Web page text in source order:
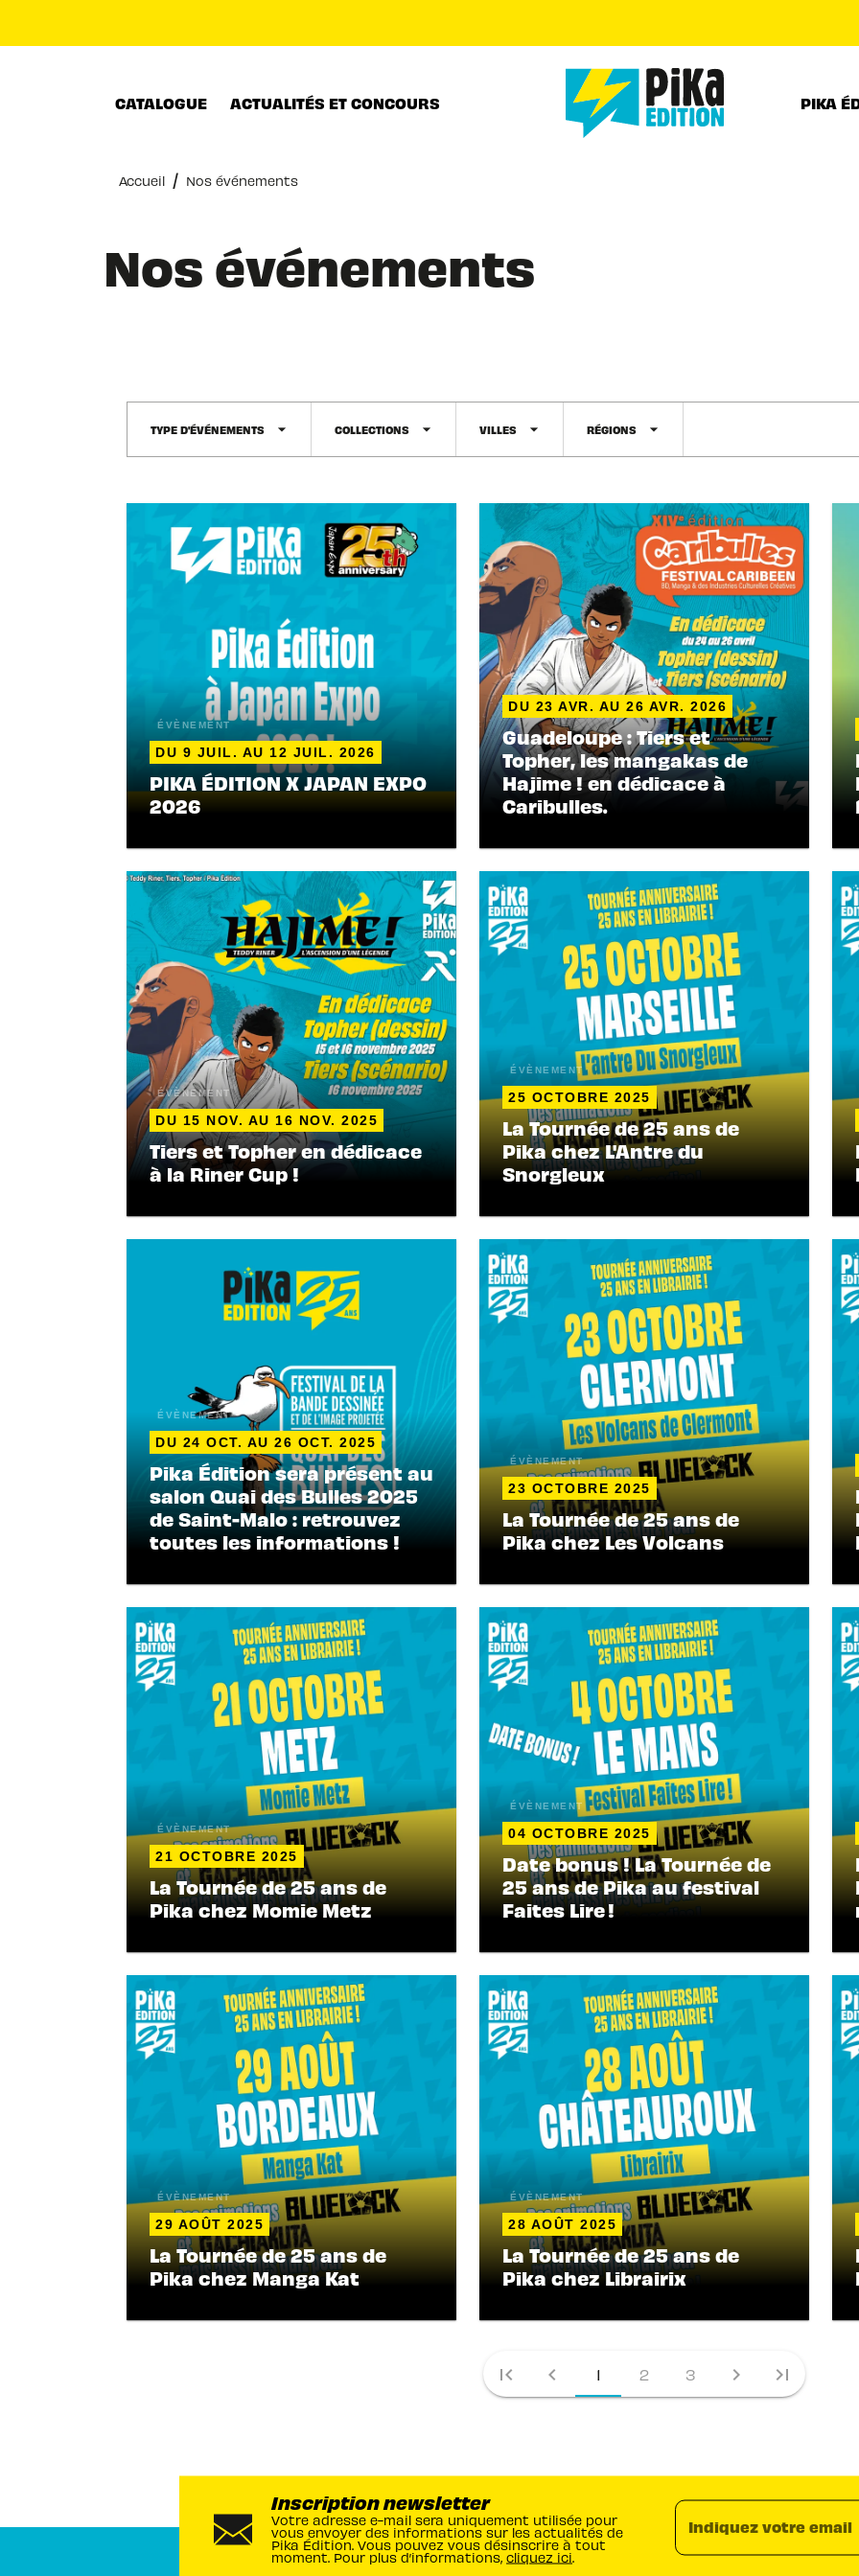
CATALOGUE ACTUALITÉS ET CONCOURS PIKA
Accueil / Nos événements
Nos événements
TYPE D'ÉVÉNEMENTS arrow_drop_down COLLECTIONS arrow_drop_down VILLES arrow_drop_down RÉGIONS arrow_drop_down
ÉVÈNEMENT
DU 9 JUIL. AU 12 JUIL. 2026
PIKA ÉDITION X JAPAN EXPO
2026
ÉVÈNEMENT
DU 23 AVR. AU 26 AVR. 2026
Guadeloupe : Tiers et
Topher, les mangakas de
Hajime ! en dédicace à
Caribulles.
ÉVÈNEMENT
DU 15 NOV. AU 16 NOV. 2025
Tiers et Topher en dédicace
à la Riner Cup !
ÉVÈNEMENT
25 OCTOBRE 2025
La Tournée de 25 ans de
Pika chez L'Antre du
Snorgleux
ÉVÈNEMENT
DU 24 OCT. AU 26 OCT. 2025
Pika Édition sera présent au
salon Quai des Bulles 2025
de Saint-Malo : retrouvez
toutes les informations !
ÉVÈNEMENT
23 OCTOBRE 2025
La Tournée de 25 ans de
Pika chez Les Volcans
ÉVÈNEMENT
21 OCTOBRE 2025
La Tournée de 25 ans de
Pika chez Momie Metz
ÉVÈNEMENT
04 OCTOBRE 2025
Date bonus ! La Tournée de
25 ans de Pika au festival
Faites Lire !
ÉVÈNEMENT
29 AOÛT 2025
La Tournée de 25 ans de
Pika chez Manga Kat
ÉVÈNEMENT
28 AOÛT 2025
La Tournée de 25 ans de
Pika chez Librairix
first_page chevron_left 1 2 3 chevron_right last_page
Inscription newsletter
Votre adresse e-mail sera uniquement utilisée pour
vous envoyer des informations sur les actualités de
Pika Édition. Vous pouvez vous désinscrire à tout
moment. Pour plus d’informations, cliquez ici.
Indiquez votre email